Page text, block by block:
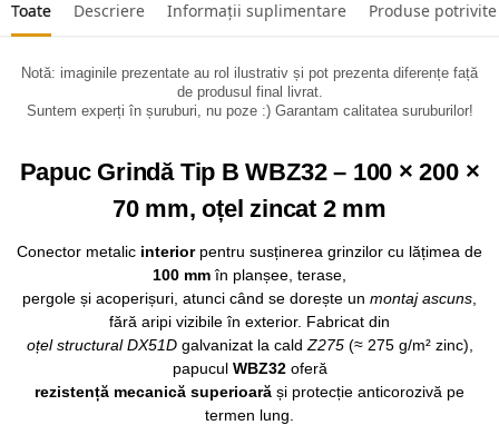
Toate Descriere Informații suplimentare Produse potrivite
Notă: imaginile prezentate au rol ilustrativ și pot prezenta diferențe față
de produsul final livrat.
Suntem experți în șuruburi, nu poze :) Garantam calitatea suruburilor!
Papuc Grindă Tip B WBZ32 – 100 × 200 ×
70 mm, oțel zincat 2 mm
Conector metalic interiorpentru susținerea grinzilor cu lățimea de
100 mmîn planșee, terase,
pergole și acoperișuri, atunci când se dorește un montaj ascuns
fără aripi vizibile în exterior. Fabricat din
oțel structural DX51Dgalvanizat la cald Z275(≈ 275 g/m² zinc),
papucul WBZ32oferă
rezistență mecanică superioară și protecție anticorozivă pe
termen lung.